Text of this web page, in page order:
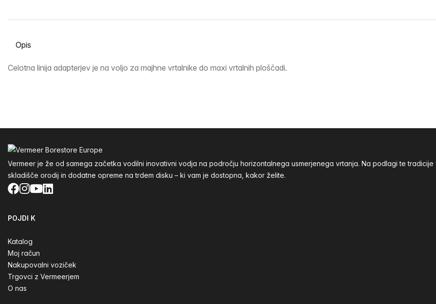
Izberite zavihek
Opis
Celotna linija adapterjev je na voljo za majhne vrtalnike do maxi vrtalnih ploščadi.
Vermeer je že od samega začetka vodilni inovativni vodja na področju horizontalnega usmerjenega vrtanja. Na podlagi te tradicije
skladišče orodij in dodatne opreme na trdem disku – ki vam je dostopna, kakor želite.
Facebook
Instagram
YouTube
LinkedIn
POJDI K
Katalog
Moj račun
Nakupovalni voziček
Trgovci z Vermeerjem
O nas